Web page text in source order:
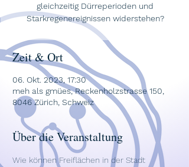
gleichzeitig Dürreperioden und
Starkregenereignissen widerstehen?
Zeit & Ort
06. Okt. 2023, 17:30
meh als gmües, Reckenholzstrasse 150,
8046 Zürich, Schweiz
Über die Veranstaltung
Wie können Freiflächen in der Stadt